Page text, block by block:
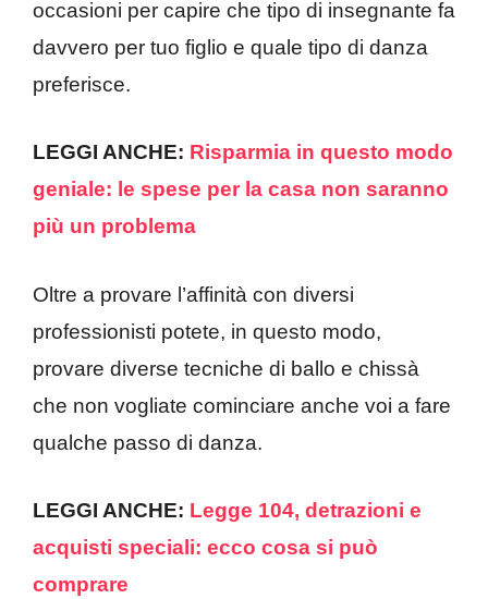
occasioni per capire che tipo di insegnante fa
davvero per tuo figlio e quale tipo di danza
preferisce.
LEGGI ANCHE: Risparmia in questo modo
geniale: le spese per la casa non saranno
più un problema
Oltre a provare l’affinità con diversi
professionisti potete, in questo modo,
provare diverse tecniche di ballo e chissà
che non vogliate cominciare anche voi a fare
qualche passo di danza.
LEGGI ANCHE: Legge 104, detrazioni e
acquisti speciali: ecco cosa si può
comprare